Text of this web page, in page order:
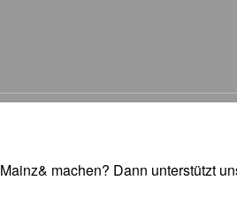
machen? Dann unterstützt